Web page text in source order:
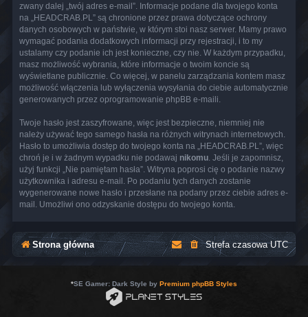
zwany dalej „twój adres e-mail”. Informacje podane dla twojego konta
na „HEADCRAB.PL” są chronione przez prawa dotyczące ochrony
danych osobowych w państwie, w którym stoi nasz serwer. Mamy prawo
wymagać podania dodatkowych informacji przy rejestracji, i to my
ustalamy czy podanie ich jest konieczne, czy nie. W każdym przypadku,
masz możliwość wybrania, które informacje o twoim koncie są
wyświetlane publicznie. Co więcej, w panelu zarządzania kontem masz
możliwość włączenia lub wyłączenia wysyłania do ciebie automatycznie
generowanych przez oprogramowanie phpBB e-maili.
Twoje hasło jest zaszyfrowane, więc jest bezpieczne, niemniej nie
należy używać tego samego hasła na różnych witrynach internetowych.
Hasło to umożliwia dostęp do twojego konta na „HEADCRAB.PL”, więc
chroń je i w żadnym wypadku nie podawaj nikomu . Jeśli je zapomnisz,
użyj funkcji „Nie pamiętam hasła”. Witryna poprosi cię o podanie nazwy
użytkownika i adresu e-mail. Po podaniu tych danych zostanie
wygenerowane nowe hasło i przesłane na podany przez ciebie adres e-
mail. Umożliwi ono odzyskanie dostępu do twojego konta.
Strona główna Strefa czasowaUTC
*SE Gamer: Dark Style by Premium phpBB Styles